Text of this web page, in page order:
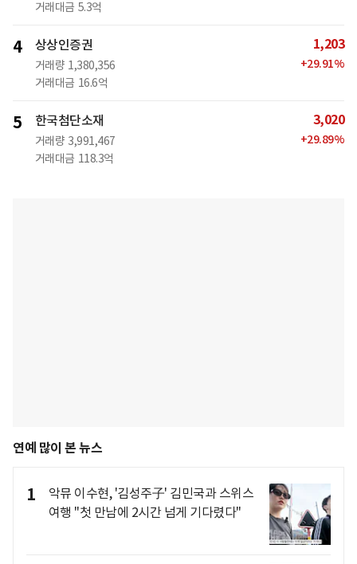
거래대금 5.3억
4 상상인증권
거래량 1,380,356
거래대금 16.6억
1,203
+29.91%
5 한국첨단소재
거래량 3,991,467
거래대금 118.3억
3,020
+29.89%
연예 많이 본 뉴스
1
악뮤 이수현, '김성주子' 김민국과 스위스
여행 "첫 만남에 2시간 넘게 기다렸다"